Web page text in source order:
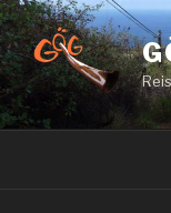
Zum
Inhalt
springen